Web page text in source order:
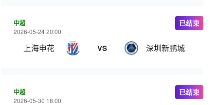
中超
2026-05-24 20:00
上海申花 VS 深圳新鹏城
已结束
中超
2026-05-30 18:00
已结束